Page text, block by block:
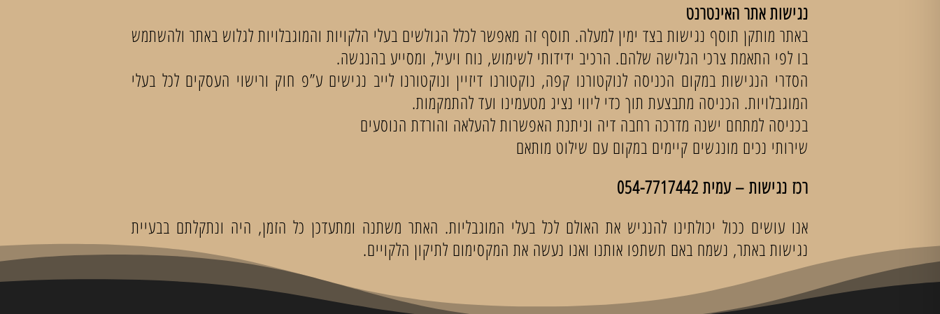
נגישות אתר האינטרנט
באתר מותקן תוסף נגישות בצד ימין למעלה. תוסף זה מאפשר לכלל הגולשים בעלי הלקויות והמוגבלויות לגלוש באתר ולהשתמש
בו לפי התאמת צרכי הגלישה שלהם. הרכיב ידידותי לשימוש, נוח ויעיל, ומסייע בהנגשה.
הסדרי הנגישות במקום הכניסה לנוקטורנו קפה, נוקטורנו דיזיין ונוקטורנו לייב נגישים ע”פ חוק ורישוי העסקים לכל בעלי
המוגבלויות. הכניסה מתבצעת תוך כדי ליווי נציג מטעמינו ועד להתמקמות.
בכניסה למתחם ישנה מדרכה רחבה דיה וניתנת האפשרות להעלאה והורדת הנוסעים
שירותי נכים מונגשים קיימים במקום עם שילוט מותאם
רכז נגישות – עמית 054-7717442
אנו עושים ככול יכולתינו להנגיש את האולם לכל בעלי המוגבליות. האתר משתנה ומתעדכן כל הזמן, היה ונתקלתם בבעיית
נגישות באתר, נשמח באם תשתפו אותנו ואנו נעשה את המקסימום לתיקון הלקויים.